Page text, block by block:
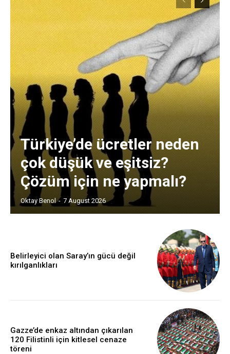
Türkiye’de ücretler neden
çok düşük ve eşitsiz?
Çözüm için ne yapmalı?
Oktay Benol - 7 August 2026
Belirleyici olan Saray’ın gücü değil
kırılganlıkları
Gazze’de enkaz altından çıkarılan
120 Filistinli için kitlesel cenaze
töreni